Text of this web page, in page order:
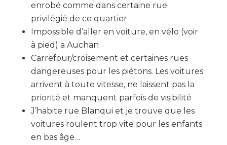
enrobé comme dans certaine rue
privilégié de ce quartier
Impossible d’aller en voiture, en vélo (voir
à pied) a Auchan
Carrefour/croisement et certaines rues
dangereuses pour les piétons. Les voitures
arrivent à toute vitesse, ne laissent pas la
priorité et manquent parfois de visibilité
J’habite rue Blanqui et je trouve que les
voitures roulent trop vite pour les enfants
en bas âge…